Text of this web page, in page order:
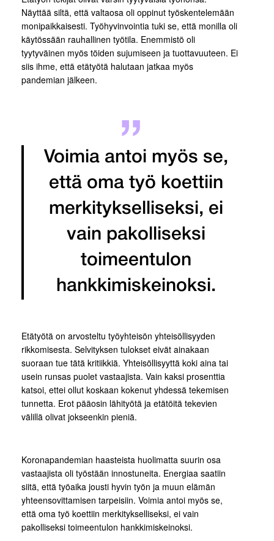
Näyttää siltä, että valtaosa oli oppinut työskentelemään
monipaikkaisesti. Työhyvinvointia tuki se, että monilla oli
käytössään rauhallinen työtila. Enemmistö oli
tyytyväinen myös töiden sujumiseen ja tuottavuuteen. Ei
siis ihme, että etätyötä halutaan jatkaa myös
pandemian jälkeen.
Voimia antoi myös se,
että oma työ koettiin
merkitykselliseksi, ei
vain pakolliseksi
toimeentulon
hankkimiskeinoksi.
Etätyötä on arvosteltu työyhteisön yhteisöllisyyden
rikkomisesta. Selvityksen tulokset eivät ainakaan
suoraan tue tätä kritiikkiä. Yhteisöllisyyttä koki aina tai
usein runsas puolet vastaajista. Vain kaksi prosenttia
katsoi, ettei ollut koskaan kokenut yhdessä tekemisen
tunnetta. Erot pääosin lähityötä ja etätöitä tekevien
välillä olivat jokseenkin pieniä.
Koronapandemian haasteista huolimatta suurin osa
vastaajista oli työstään innostuneita. Energiaa saatiin
siitä, että työaika jousti hyvin työn ja muun elämän
yhteensovittamisen tarpeisiin. Voimia antoi myös se,
että oma työ koettiin merkitykselliseksi, ei vain
pakolliseksi toimeentulon hankkimiskeinoksi.